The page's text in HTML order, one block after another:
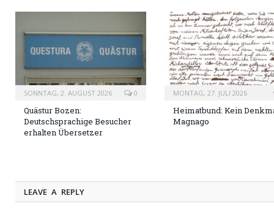
SONNTAG, 2. AUGUST 2026 0
Quästur Bozen:
Deutschsprachige Besucher
erhalten Übersetzer
MONTAG, 27. JULI 2026
Heimatbund: Kein
Magnago
LEAVE A REPLY